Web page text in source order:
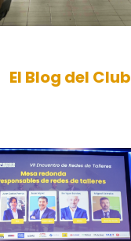
El Blog del Club